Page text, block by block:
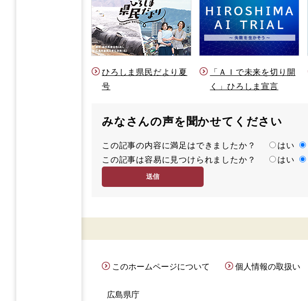
ひろしま県民だより夏
号
「ＡＩで未来を切り開
く」ひろしま宣言
みなさんの声を聞かせてください
満
足
この記事の内容に満足はできましたか？ はい
容
度
この記事は容易に見つけられましたか？ はい
このホームページについて 個人情報の取扱い
広島県庁